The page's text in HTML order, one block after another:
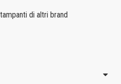
di altri brand